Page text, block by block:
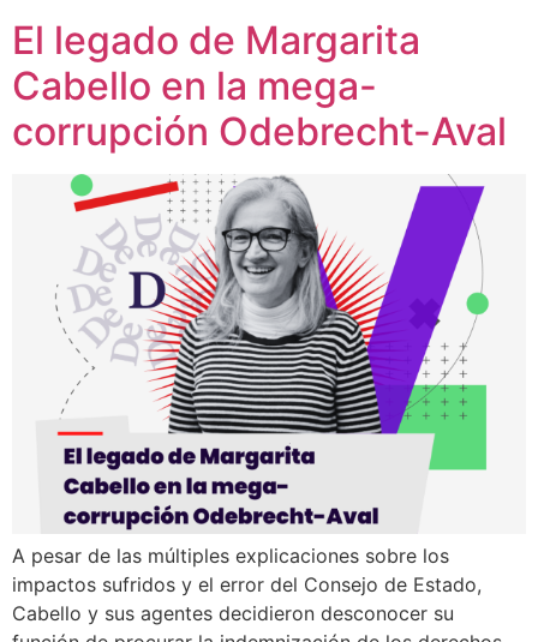
El legado de Margarita
Cabello en la mega-
corrupción Odebrecht-Aval
A pesar de las múltiples explicaciones sobre los
impactos sufridos y el error del Consejo de Estado,
Cabello y sus agentes decidieron desconocer su